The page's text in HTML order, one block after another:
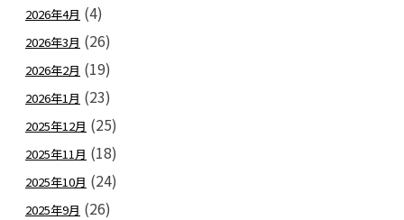
2026年4月 (4)
2026年3月 (26)
2026年2月 (19)
2026年1月 (23)
2025年12月 (25)
2025年11月 (18)
2025年10月 (24)
2025年9月 (26)